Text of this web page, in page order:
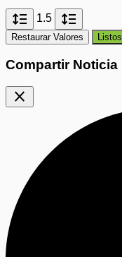
format_line_spacing 1.5 format_line_spacing
Restaurar Valores Listos
Compartir Noticia
close